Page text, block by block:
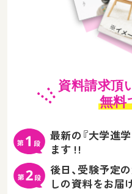
資料請求頂
無料
最新の『大学進
ます !!
後日、受験予定
しの資料をお届